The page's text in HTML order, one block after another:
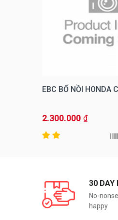
EBC BỐ NỒI HONDA
2.300.000 ₫
30 DAY
No-
happy